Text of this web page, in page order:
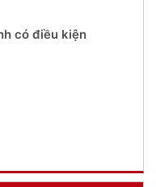
có điều kiện